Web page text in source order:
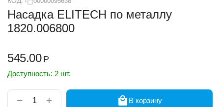
Насадка ELITECH по металлу
1820.006800
545.00 Р
Доступность: 2 шт.
+
−
В корзину